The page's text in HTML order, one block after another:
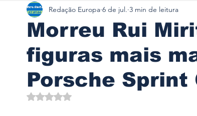
Camiões Lazer Aviação Motos
Branding & Estratégia Componentes
Editorial
Morreu Rui
figuras mais
Porsche Sprint
Redação Europa 6 de jul. 3 min de leitura
Avaliado com NaN de 5 estrelas.